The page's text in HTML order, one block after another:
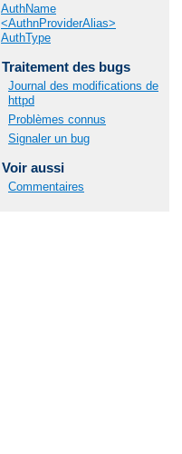
AuthName
<AuthnProviderAlias>
AuthType
Traitement des bugs
Journal des modifications de
httpd
Problèmes connus
Signaler un bug
Voir aussi
Commentaires